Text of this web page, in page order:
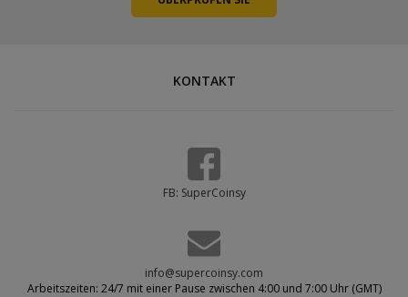
KONTAKT
FB: SuperCoinsy
info@supercoinsy.com
Arbeitszeiten: 24/7 mit einer Pause zwischen 4:00 und 7:00 Uhr (GMT)